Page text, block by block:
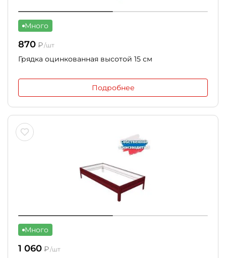
Много
870 ₽/шт
Грядка оцинкованная высотой 15 см
Подробнее
Много
1 060 ₽/шт